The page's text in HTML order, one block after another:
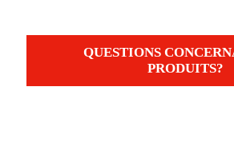
QUESTIONS
PRODUITS?